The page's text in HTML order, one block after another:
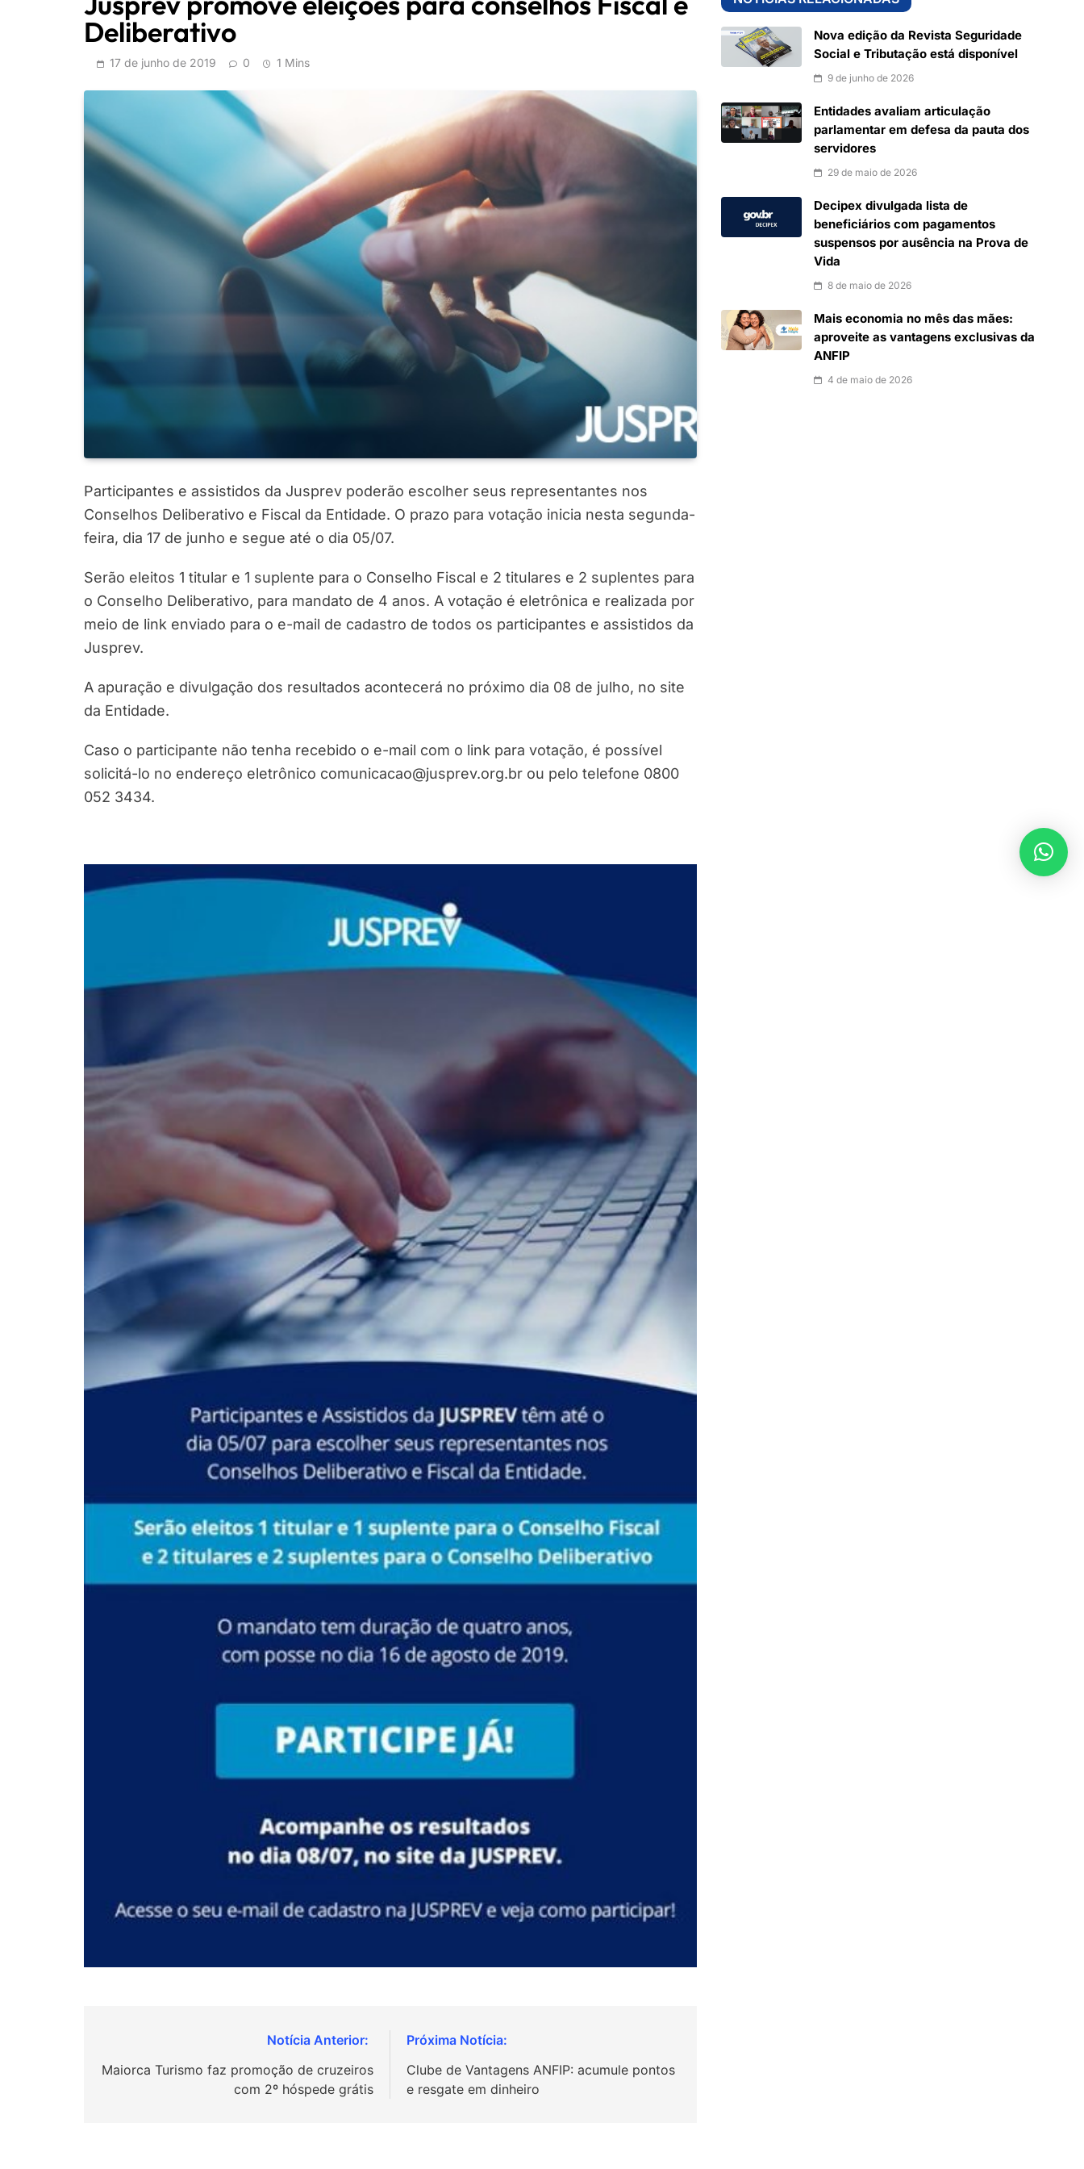
Deliberativo
17 de junho de 2019 0 1 Mins
Participantes e assistidos da Jusprev poderão escolher seus representantes nos
Conselhos Deliberativo e Fiscal da Entidade. O prazo para votação inicia nesta segunda-
feira, dia 17 de junho e segue até o dia 05/07.
Serão eleitos 1 titular e 1 suplente para o Conselho Fiscal e 2 titulares e 2 suplentes para
o Conselho Deliberativo, para mandato de 4 anos. A votação é eletrônica e realizada por
meio de link enviado para o e-mail de cadastro de todos os participantes e assistidos da
Jusprev.
A apuração e divulgação dos resultados acontecerá no próximo dia 08 de julho, no site
da Entidade.
Caso o participante não tenha recebido o e-mail com o link para votação, é possível
solicitá-lo no endereço eletrônico comunicacao@jusprev.org.br ou pelo telefone 0800
052 3434.
de
Maiorca Turismo faz promoção de cruzeiros
com 2º hóspede grátis
Clube de Vantagens ANFIP: acumule pontos
e resgate em dinheiro
Nova edição da Revista Seguridade
Social e Tributação está disponível
9 de junho de 2026
Entidades avaliam articulação
parlamentar em defesa da pauta dos
servidores
29 de maio de 2026
Decipex divulgada lista de
beneficiários com pagamentos
suspensos por ausência na Prova de
Vida
8 de maio de 2026
Mais economia no mês das mães:
aproveite as vantagens exclusivas da
ANFIP
4 de maio de 2026